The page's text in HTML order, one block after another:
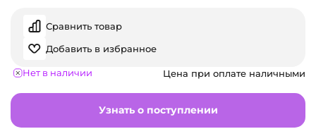
Сравнить товар
Добавить в избранное
Нет в наличии Цена при оплате наличными
Узнать о поступлении